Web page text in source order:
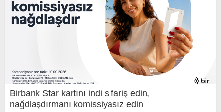
Birbank Star kartını indi sifariş edin,
nağdlaşdırmanı komissiyasız edin